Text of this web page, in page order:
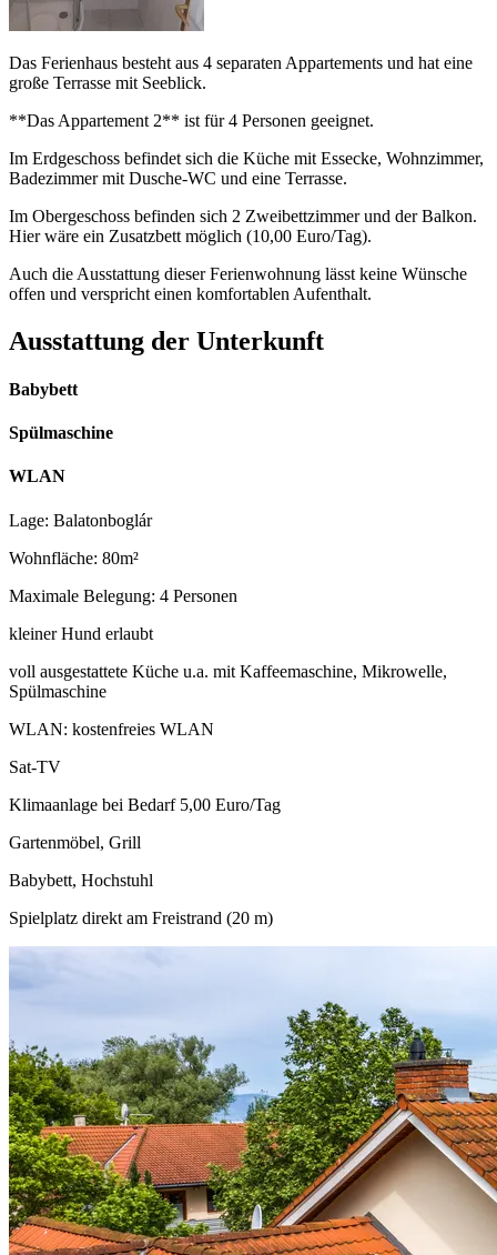
Das Ferienhaus besteht aus 4 separaten Appartements und hat eine
große Terrasse mit Seeblick.
**Das Appartement 2** ist für 4 Personen geeignet.
Im Erdgeschoss befindet sich die Küche mit Essecke, Wohnzimmer,
Badezimmer mit Dusche-WC und eine Terrasse.
Im Obergeschoss befinden sich 2 Zweibettzimmer und der Balkon.
Hier wäre ein Zusatzbett möglich (10,00 Euro/Tag).
Auch die Ausstattung dieser Ferienwohnung lässt keine Wünsche
offen und verspricht einen komfortablen Aufenthalt.
Ausstattung der Unterkunft
Babybett
Spülmaschine
WLAN
Lage: Balatonboglár
Wohnfläche: 80m²
Maximale Belegung: 4 Personen
kleiner Hund erlaubt
voll ausgestattete Küche u.a. mit Kaffeemaschine, Mikrowelle,
Spülmaschine
WLAN: kostenfreies WLAN
Sat-TV
Klimaanlage bei Bedarf 5,00 Euro/Tag
Gartenmöbel, Grill
Babybett, Hochstuhl
Spielplatz direkt am Freistrand (20 m)